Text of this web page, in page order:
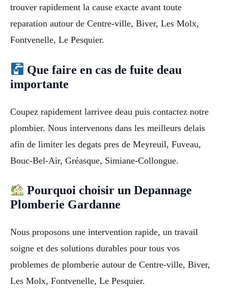
trouver rapidement la cause exacte avant toute
reparation autour de Centre-ville, Biver, Les Molx,
Fontvenelle, Le Pesquier.
Que faire en cas de fuite deau
importante
Coupez rapidement larrivee deau puis contactez notre
plombier. Nous intervenons dans les meilleurs delais
afin de limiter les degats pres de Meyreuil, Fuveau,
Bouc-Bel-Air, Gréasque, Simiane-Collongue.
Pourquoi choisir un Depannage
Plomberie Gardanne
Nous proposons une intervention rapide, un travail
soigne et des solutions durables pour tous vos
problemes de plomberie autour de Centre-ville, Biver,
Les Molx, Fontvenelle, Le Pesquier.